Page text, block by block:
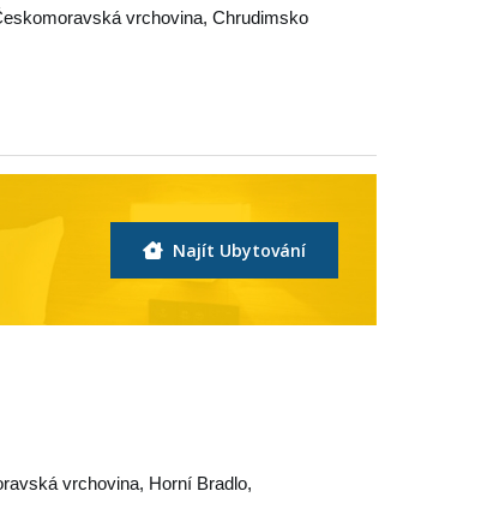
vrchovina, Chrudimsko
Najít Ubytování
vrchovina, Horní Bradlo,